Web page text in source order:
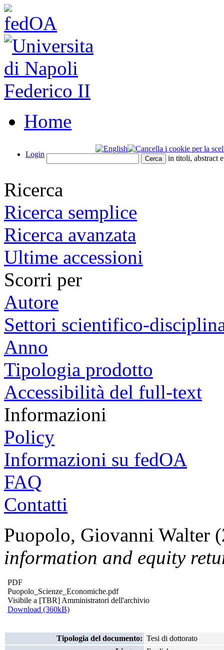
Home
Login in titoli, abstract
Ricerca
Ricerca semplice
Ricerca avanzata
Ultime accessioni
Scorri per
Autore
Settori scientifico-
Anno
Tipologia prodotto
Accessibilità del full-text
Informazioni
Policy
Informazioni su fedOA
FAQ
Contatti
Puopolo, Giovanni Walter
information and equity
PDF
Puopolo_Scienze_Economiche.pdf
Visibile a [TBR] Amministratori dell'archivio
Download (360kB)
Tipologia del documento: Tesi di dottorato